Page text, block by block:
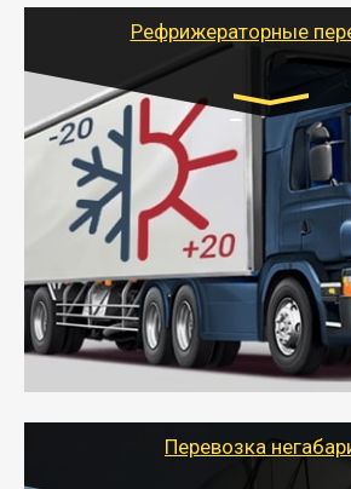
для погрузочно-разгрузочных
Рефрижераторные
Транспорт:
Газель (1,5 и 3 тонны), Бычок,
10 тонн
от 6000 руб.
- Рефрижераторные перевозки
соблюдением температурного
термописцем, санитарной
книжкой у водителя.
- Тайгер Логистик поможет быстро
скоропортящиеся продукты в
Перевозка